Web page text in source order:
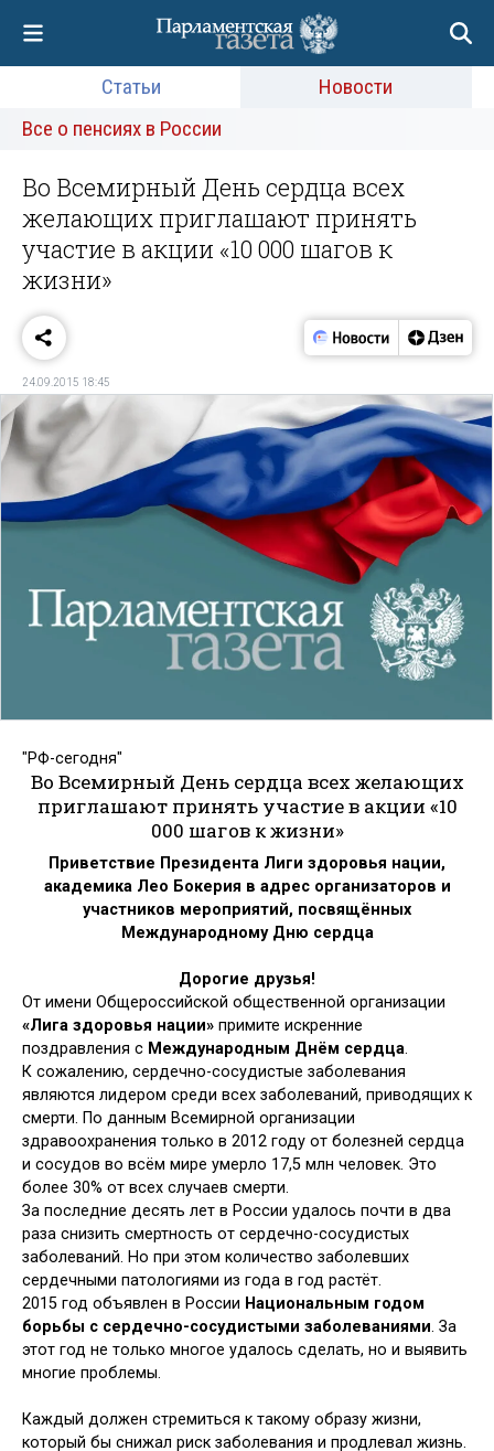
Статьи
Новости
Все о пенсиях в России
Во Всемирный День сердца всех
желающих приглашают принять
участие в акции «10 000 шагов к
жизни»
24.09.2015 18:45
"РФ-сегодня"
Во Всемирный День сердца всех желающих
приглашают принять участие в акции «10
000 шагов к жизни»
Приветствие Президента Лиги здоровья нации,
академика Лео Бокерия в адрес организаторов и
участников мероприятий, посвящённых
Международному Дню сердца
Дорогие друзья!
От имени Общероссийской общественной организации
«Лига здоровья нации» примите искренние
поздравления с Международным Днём сердца.
К сожалению, сердечно-сосудистые заболевания
являются лидером среди всех заболеваний, приводящих к
смерти. По данным Всемирной организации
здравоохранения только в 2012 году от болезней сердца
и сосудов во всём мире умерло 17,5 млн человек. Это
более 30% от всех случаев смерти.
За последние десять лет в России удалось почти в два
раза снизить смертность от сердечно-сосудистых
заболеваний. Но при этом количество заболевших
сердечными патологиями из года в год растёт.
2015 год объявлен в России Национальным годом
борьбы с сердечно-сосудистыми заболеваниями. За
этот год не только многое удалось сделать, но и выявить
многие проблемы.
Каждый должен стремиться к такому образу жизни,
который бы снижал риск заболевания и продлевал жизнь.